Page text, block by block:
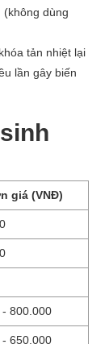
(không dùng
tản nhiệt lại
lần gây biến
giá (VNĐ)
800.000
650.000